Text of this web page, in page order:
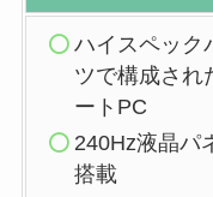
ハイスペック
ツで構成され
ートPC
240Hz液晶パ
搭載